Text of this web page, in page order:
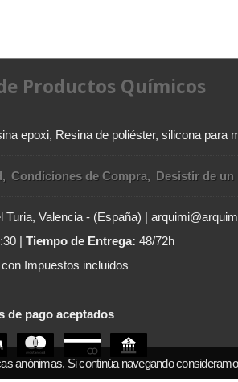
Productos Químicos
epoxi, Resina de poliéster, silicona para
Condiciones de Compra Desistir de un
Turia, Valencia - (España) |
|Tiempo de Entrega:48/72h
Impuestos incluidos
de pago aceptados
anónimas. Si continúa navegando